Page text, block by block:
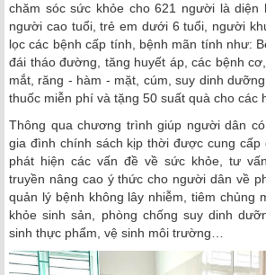
chăm sóc sức khỏe cho 621 người là diện
người cao tuổi, trẻ em dưới 6 tuổi, người
lọc các bệnh cấp tính, bệnh mãn tính như:
đái tháo đường, tăng huyết áp, các bệnh
mắt, răng - hàm - mặt, cúm, suy dinh
thuốc miễn phí và tặng 50 suất quà cho các
Thông qua chương trình giúp người dân
gia đình chính sách kịp thời được cung cấp
phát hiện các vấn đề về sức khỏe, tư
truyền nâng cao ý thức cho người dân về
quản lý bệnh không lây nhiễm, tiêm chủng
khỏe sinh sản, phòng chống suy dinh
sinh thực phẩm, vệ sinh môi trường…